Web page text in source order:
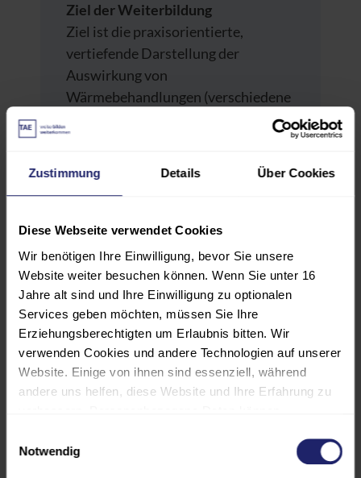
Zustimmung Details Über Cookies
Diese Webseite verwendet Cookies
Wir benötigen Ihre Einwilligung, bevor Sie unsere
Website weiter besuchen können. Wenn Sie unter 16
Jahre alt sind und Ihre Einwilligung zu optionalen
Services geben möchten, müssen Sie Ihre
Erziehungsberechtigten um Erlaubnis bitten. Wir
verwenden Cookies und andere Technologien auf unserer
Website. Einige von ihnen sind essenziell, während
andere uns helfen, diese Website und Ihre Erfahrung zu
personalisierte Anzeigen und Inhalte oder die Messung
von Anzeigen und Inhalten. Weitere Informationen über
Notwendig
Ziel der Weiterbildung
Ziel ist die praxisorientierte,
vertiefende Darstellung der
Auswirkung von
Wärmebehandlungen (verschiedene
Härteverfahren, Vergüten u.a.) auf
wichtiger metallischer Werkstoffe.
verschieden hergestellte
Schweißverbindungen mit ihren
spezifischen Gefügestrukturen wird
nochmals auf Besonderheiten bei
der Präparation eingegangen sowie
die Interpretation im Hinblick auf
die Eigenschaften erläutert. Über die
Möglichkeiten
elektronenmikroskopischer
Rasterelektronenmikroskops (REM)